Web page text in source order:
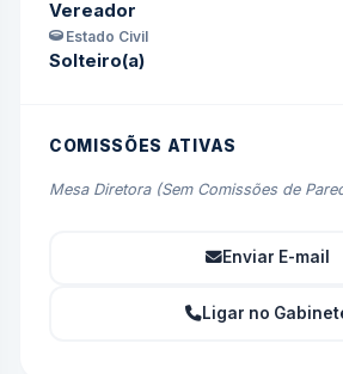
Vereador
Estado Civil
Solteiro(a)
COMISSÕES ATIVAS
Mesa Diretora (Sem Comissões de
Enviar E-mail
Ligar no